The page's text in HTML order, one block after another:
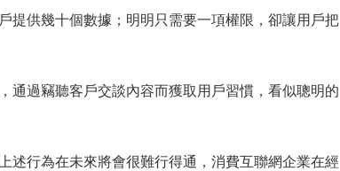
提供幾十個數據；明明只需要一項權限，卻讓用戶把
通過竊聽客戶交談內容而獲取用戶習慣，看似聰明的
述行為在未來將會很難行得通，消費互聯網企業在經